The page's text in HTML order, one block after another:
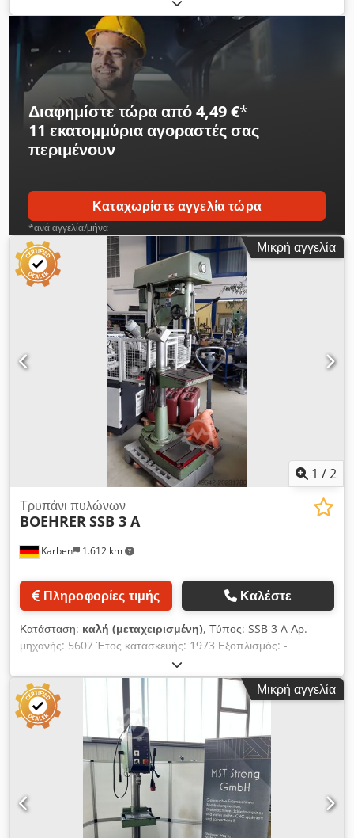
Διαφημίστε τώρα από 4,49 €*
11 εκατομμύρια αγοραστέςσας
περιμένουν
Καταχωρίστε αγγελία τώρα
*ανά αγγελία/μήνα
Μικρή αγγελία
1 /2
Karben 1.612 km
Τρυπάνι πυλώνων
BOEHRERSSB 3 A
Πληροφορίες τιμής Καλέστε
Κατάσταση: καλή (μεταχειρισμένη), Τύπος: SSB 3 A Αρ.
μηχανής: 5607 Έτος κατασκευής: 1973 Εξοπλισμός: -
Βοριοτραπεζοειδής άτρακτος MK3 - Φωτιστικό μηχανής
Dkedpjxlqxfefx Apaer - Ταχυτσώκ τρυπανιού, συμπ. κωνικής
ακίδας, περιοχή σφιξίματος 3-16 mm - Στροφές, απεριόριστα
μεταβλητές Σειρά 1: 0-900 σ.α.λ Σειρά 2: 0-1700 σ.α.λ -
Συσκευή κοπής σπειρωμάτων Κατάσταση: καλή, ελεγμένη στο
συνεργείο, ο μεταβλητός ρυθμιστής ταχυτήτων με νέους τριβείς
Μικρή αγγελία